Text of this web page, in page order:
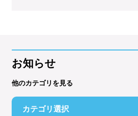
お知らせ
他のカテゴリを見る
カテゴリ選択